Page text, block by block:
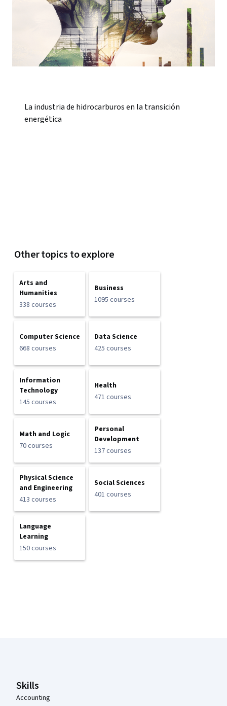
La industria de hidrocarburos en la transición
energética
Other topics to explore
Arts and
Humanities
338 courses
Business
1095 courses
Computer Science
668 courses
Data Science
425 courses
Information
Technology
145 courses
Health
471 courses
Math and Logic
70 courses
Personal
Development
137 courses
Physical Science
and Engineering
413 courses
Social Sciences
401 courses
Language
Learning
150 courses
Skills
Accounting